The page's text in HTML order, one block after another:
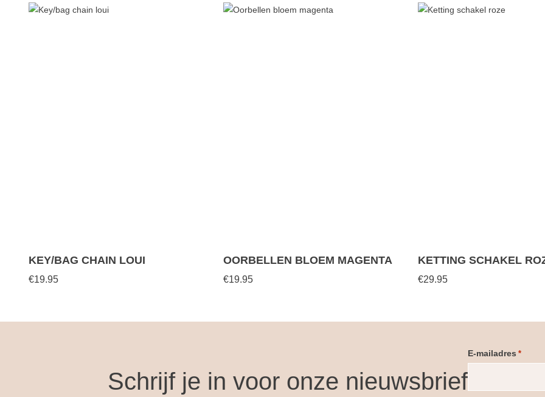
KEY/BAG CHAIN LOUI
€19.95
OORBELLEN BLOEM MAGENTA
€19.95
KETTING SCHAKEL
€29.95
Schrijf je in voor onze nieuwsbrief
E-mailadres *